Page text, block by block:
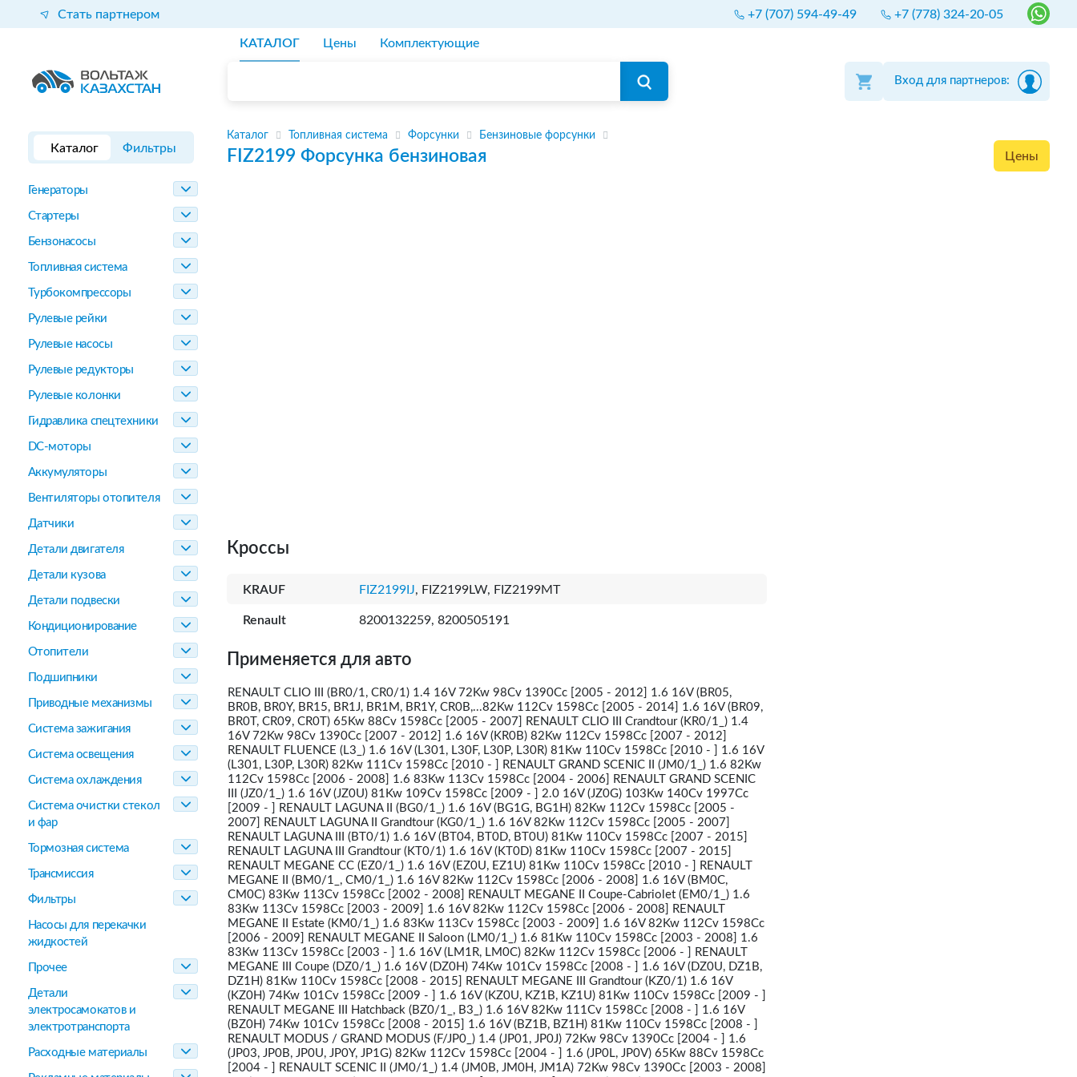
Стать партнером +7 (707) 594-49-49 +7 (778) 324-20-05
КАТАЛОГ Цены Комплектующие
Вход для партнеров:
Каталог Фильтры
Генераторы
Стартеры
Бензонасосы
Топливная система
Турбокомпрессоры
Рулевые рейки
Рулевые насосы
Рулевые редукторы
Рулевые колонки
Гидравлика спецтехники
DC-моторы
Аккумуляторы
Вентиляторы отопителя
Датчики
Детали двигателя
Детали кузова
Детали подвески
Кондиционирование
Отопители
Подшипники
Приводные механизмы
Система зажигания
Система освещения
Система охлаждения
Система очистки стекол
и фар
Тормозная система
Трансмиссия
Фильтры
Насосы для перекачки
жидкостей
Прочее
Детали
электросамокатов и
электротранспорта
Расходные материалы
Каталог Топливная система Форсунки Бензиновые форсунки
FIZ2199 Форсунка бензиновая Цены
Кроссы
KRAUF FIZ2199IJ, FIZ2199LW, FIZ2199MT
Renault 8200132259, 8200505191
Применяется для авто
RENAULT CLIO III (BR0/1, CR0/1) 1.4 16V 72Kw 98Cv 1390Cc [2005 - 2012] 1.6 16V (BR05,
BR0B, BR0Y, BR15, BR1J, BR1M, BR1Y, CR0B,...82Kw 112Cv 1598Cc [2005 - 2014] 1.6 16V (BR09,
BR0T, CR09, CR0T) 65Kw 88Cv 1598Cc [2005 - 2007] RENAULT CLIO III Crandtour (KR0/1_) 1.4
16V 72Kw 98Cv 1390Cc [2007 - 2012] 1.6 16V (KR0B) 82Kw 112Cv 1598Cc [2007 - 2012]
RENAULT FLUENCE (L3_) 1.6 16V (L301, L30F, L30P, L30R) 81Kw 110Cv 1598Cc [2010 - ] 1.6 16V
(L301, L30P, L30R) 82Kw 111Cv 1598Cc [2010 - ] RENAULT GRAND SCENIC II (JM0/1_) 1.6 82Kw
112Cv 1598Cc [2006 - 2008] 1.6 83Kw 113Cv 1598Cc [2004 - 2006] RENAULT GRAND SCENIC
III (JZ0/1_) 1.6 16V (JZ0U) 81Kw 109Cv 1598Cc [2009 - ] 2.0 16V (JZ0G) 103Kw 140Cv 1997Cc
[2009 - ] RENAULT LAGUNA II (BG0/1_) 1.6 16V (BG1G, BG1H) 82Kw 112Cv 1598Cc [2005 -
2007] RENAULT LAGUNA II Grandtour (KG0/1_) 1.6 16V 82Kw 112Cv 1598Cc [2005 - 2007]
RENAULT LAGUNA III (BT0/1) 1.6 16V (BT04, BT0D, BT0U) 81Kw 110Cv 1598Cc [2007 - 2015]
RENAULT LAGUNA III Grandtour (KT0/1) 1.6 16V (KT0D) 81Kw 110Cv 1598Cc [2007 - 2015]
RENAULT MEGANE CC (EZ0/1_) 1.6 16V (EZ0U, EZ1U) 81Kw 110Cv 1598Cc [2010 - ] RENAULT
MEGANE II (BM0/1_, CM0/1_) 1.6 16V 82Kw 112Cv 1598Cc [2006 - 2008] 1.6 16V (BM0C,
CM0C) 83Kw 113Cv 1598Cc [2002 - 2008] RENAULT MEGANE II Coupe-Cabriolet (EM0/1_) 1.6
83Kw 113Cv 1598Cc [2003 - 2009] 1.6 16V 82Kw 112Cv 1598Cc [2006 - 2008] RENAULT
MEGANE II Estate (KM0/1_) 1.6 83Kw 113Cv 1598Cc [2003 - 2009] 1.6 16V 82Kw 112Cv 1598Cc
[2006 - 2009] RENAULT MEGANE II Saloon (LM0/1_) 1.6 81Kw 110Cv 1598Cc [2003 - 2008] 1.6
83Kw 113Cv 1598Cc [2003 - ] 1.6 16V (LM1R, LM0C) 82Kw 112Cv 1598Cc [2006 - ] RENAULT
MEGANE III Coupe (DZ0/1_) 1.6 16V (DZ0H) 74Kw 101Cv 1598Cc [2008 - ] 1.6 16V (DZ0U, DZ1B,
DZ1H) 81Kw 110Cv 1598Cc [2008 - 2015] RENAULT MEGANE III Grandtour (KZ0/1) 1.6 16V
(KZ0H) 74Kw 101Cv 1598Cc [2009 - ] 1.6 16V (KZ0U, KZ1B, KZ1U) 81Kw 110Cv 1598Cc [2009 - ]
RENAULT MEGANE III Hatchback (BZ0/1_, B3_) 1.6 16V 82Kw 111Cv 1598Cc [2008 - ] 1.6 16V
(BZ0H) 74Kw 101Cv 1598Cc [2008 - 2015] 1.6 16V (BZ1B, BZ1H) 81Kw 110Cv 1598Cc [2008 - ]
RENAULT MODUS / GRAND MODUS (F/JP0_) 1.4 (JP01, JP0J) 72Kw 98Cv 1390Cc [2004 - ] 1.6
(JP03, JP0B, JP0U, JP0Y, JP1G) 82Kw 112Cv 1598Cc [2004 - ] 1.6 (JP0L, JP0V) 65Kw 88Cv 1598Cc
[2004 - ] RENAULT SCENIC II (JM0/1_) 1.4 (JM0B, JM0H, JM1A) 72Kw 98Cv 1390Cc [2003 - 2008]